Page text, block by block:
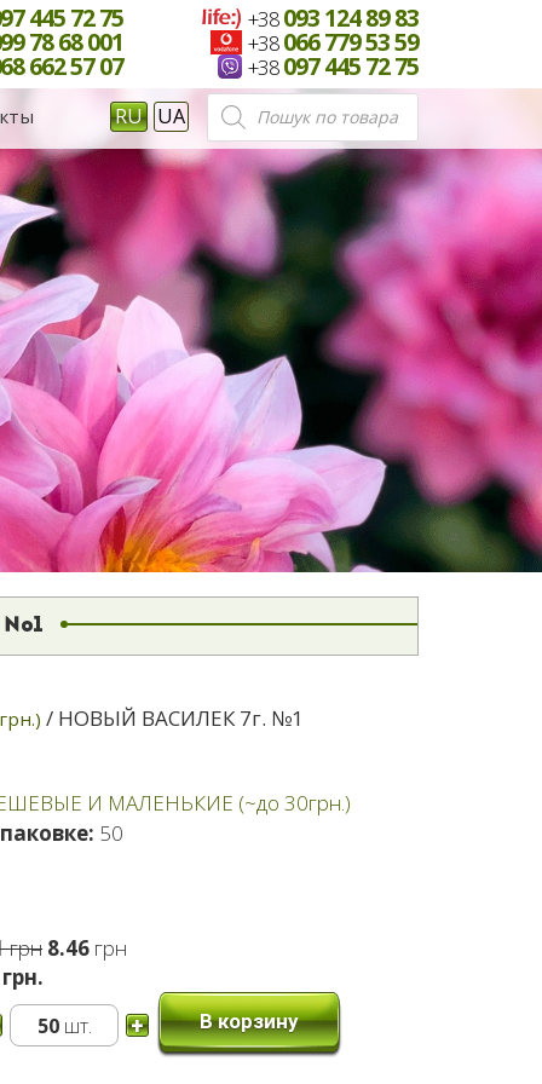
445 72 75 +38093 124 89 83
78 68 001 +38066 779 53 59
662 57 07 +38097 445 72 75
RU UA Поиск
товаров
№1
/ НОВЫЙ ВАСИЛЕК 7г. №1
И МАЛЕНЬКИЕ (~до 30грн.)
50
грн Первоначальная
составляла
10.81 грн.
8.46 грн
8.46 грн.
50шт. В корзину